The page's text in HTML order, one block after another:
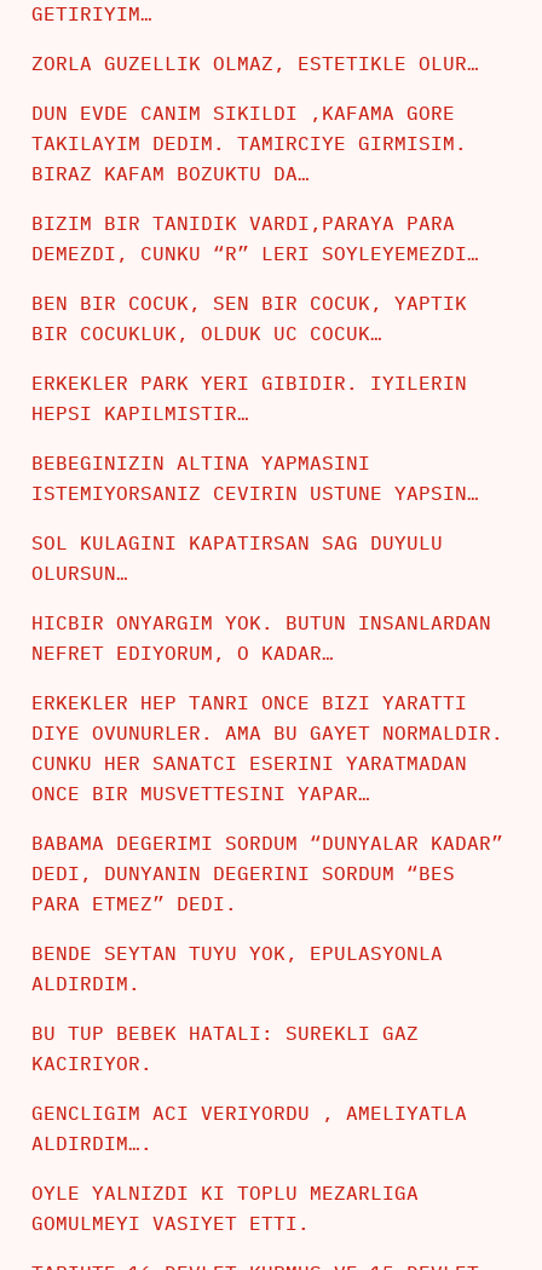
GETIRIYIM…
ZORLA GUZELLIK OLMAZ, ESTETIKLE OLUR…
DUN EVDE CANIM SIKILDI ,KAFAMA GORE
TAKILAYIM DEDIM. TAMIRCIYE GIRMISIM.
BIRAZ KAFAM BOZUKTU DA…
BIZIM BIR TANIDIK VARDI,PARAYA PARA
DEMEZDI, CUNKU “R” LERI SOYLEYEMEZDI…
BEN BIR COCUK, SEN BIR COCUK, YAPTIK
BIR COCUKLUK, OLDUK UC COCUK…
ERKEKLER PARK YERI GIBIDIR. IYILERIN
HEPSI KAPILMISTIR…
BEBEGINIZIN ALTINA YAPMASINI
ISTEMIYORSANIZ CEVIRIN USTUNE YAPSIN…
SOL KULAGINI KAPATIRSAN SAG DUYULU
OLURSUN…
HICBIR ONYARGIM YOK. BUTUN INSANLARDAN
NEFRET EDIYORUM, O KADAR…
ERKEKLER HEP TANRI ONCE BIZI YARATTI
DIYE OVUNURLER. AMA BU GAYET NORMALDIR.
CUNKU HER SANATCI ESERINI YARATMADAN
ONCE BIR MUSVETTESINI YAPAR…
BABAMA DEGERIMI SORDUM “DUNYALAR KADAR”
DEDI, DUNYANIN DEGERINI SORDUM “BES
PARA ETMEZ” DEDI.
BENDE SEYTAN TUYU YOK, EPULASYONLA
ALDIRDIM.
BU TUP BEBEK HATALI: SUREKLI GAZ
KACIRIYOR.
GENCLIGIM ACI VERIYORDU , AMELIYATLA
ALDIRDIM….
OYLE YALNIZDI KI TOPLU MEZARLIGA
GOMULMEYI VASIYET ETTI.